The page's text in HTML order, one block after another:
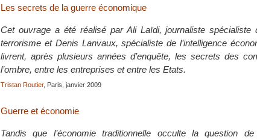
Les secrets de la guerre économique
Cet ouvrage a été réalisé par Ali Laïdi, journaliste
terrorisme et Denis Lanvaux, spécialiste de l’intelligence
livrent, après plusieurs années d’enquête, les secrets des
l’ombre, entre les entreprises et entre les Etats.
Tristan Routier, Paris, janvier 2009
Guerre et économie
Tandis que l’économie traditionnelle occulte la question